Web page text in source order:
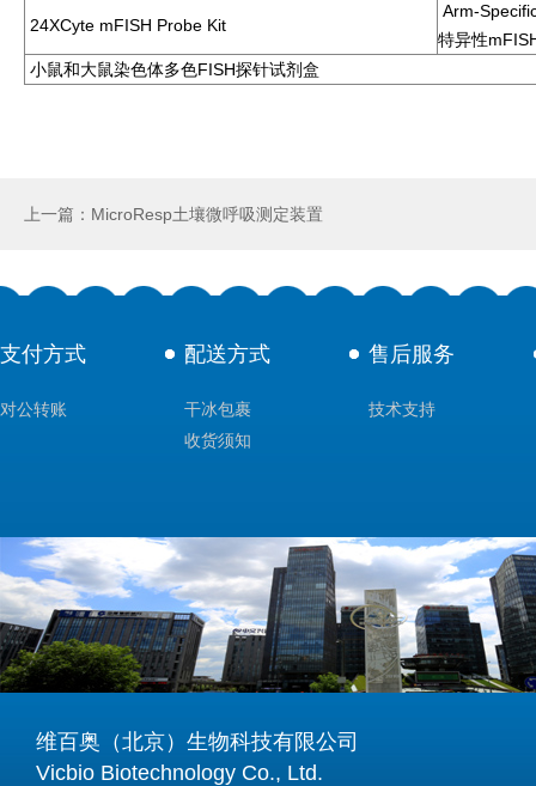
24XCyte mFISH Probe Kit
Arm-
特异性
小鼠和大鼠染色体多色FISH探针试剂盒
上一篇：MicroResp土壤微呼吸测定装置
支付方式
对公转账
配送方式
干冰包裹
收货须知
售后服务
技术支持
维百奥（北京）生物科技有限公司
Vicbio Biotechnology Co., Ltd.